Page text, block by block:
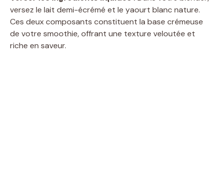
versez le lait demi-écrémé et le yaourt blanc nature.
Ces deux composants constituent la base crémeuse
de votre smoothie, offrant une texture veloutée et
riche en saveur.